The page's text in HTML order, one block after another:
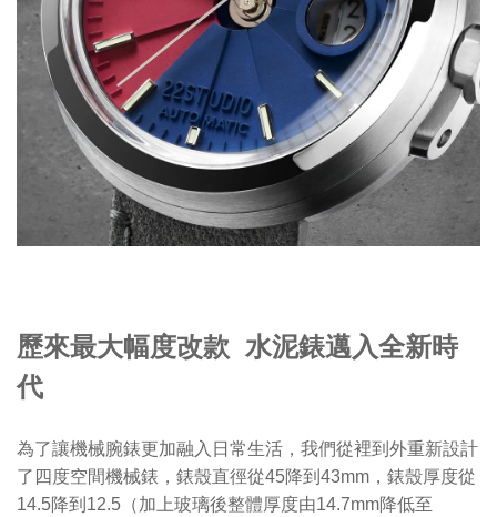
歷來最大幅度改款 水泥錶邁入全新時
代
為了讓機械腕錶更加融入日常生活，我們從裡到外重新設計
了四度空間機械錶，錶殼直徑從45降到43mm，錶殼厚度從
14.5降到12.5（加上玻璃後整體厚度由14.7mm降低至